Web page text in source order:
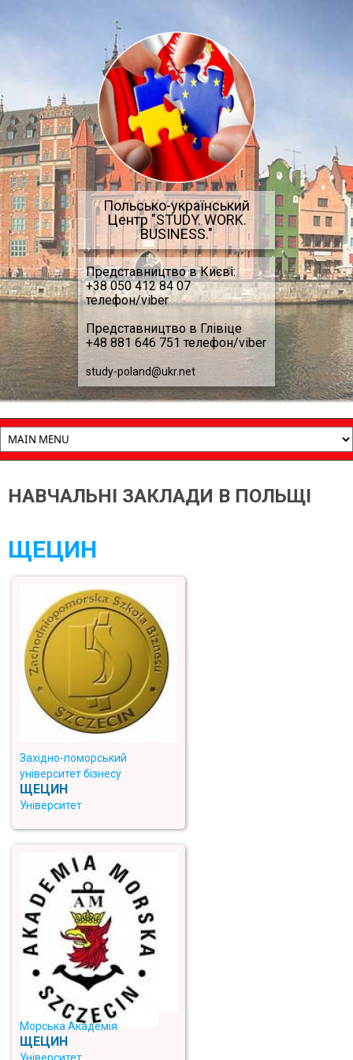
Польсько-український
Центр "STUDY. WORK.
BUSINESS."
Представництво в Києві:
+38 050 412 84 07
телефон/viber
Представництво в Глівіце
+48 881 646 751 телефон/viber
study-poland@ukr.net
НАВЧАЛЬНІ ЗАКЛАДИ В ПОЛЬЩІ
ЩЕЦИН
Західно-поморський
університет бізнесу
ЩЕЦИН
Університет
Морська Академія
ЩЕЦИН